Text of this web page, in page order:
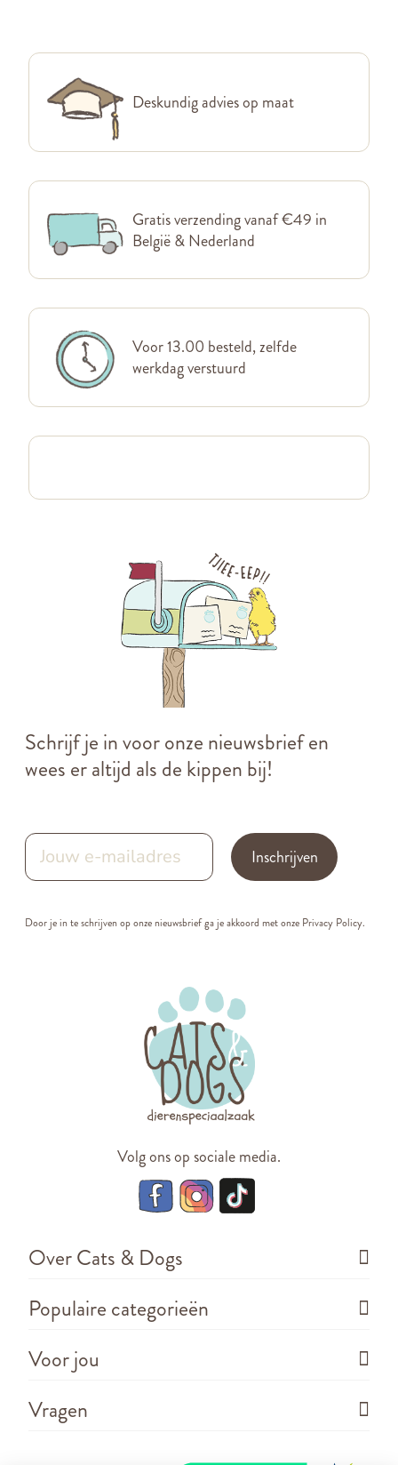
Deskundig advies op maat
Gratis verzending vanaf €49 in
België & Nederland
Voor 13.00 besteld, zelfde
werkdag verstuurd
Schrijf je in voor onze nieuwsbrief en
wees er altijd als de kippen bij!
Inschrijven
Door je in te schrijven op onze nieuwsbrief ga je akkoord met onze Privacy Policy.
Volg ons op sociale media.
Over Cats & Dogs
Populaire categorieën
Voor jou
Vragen